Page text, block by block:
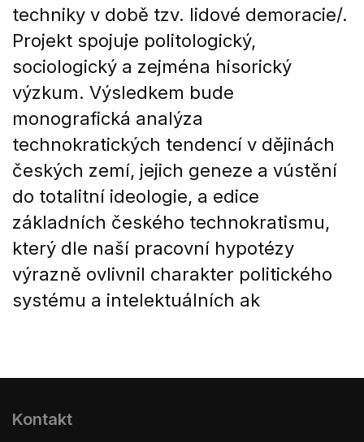
techniky v době tzv. lidové demoracie/.
Projekt spojuje politologický,
sociologický a zejména hisorický
výzkum. Výsledkem bude
monografická analýza
technokratických tendencí v dějinách
českých zemí, jejich geneze a vústění
do totalitní ideologie, a edice
základních českého technokratismu,
který dle naší pracovní hypotézy
výrazně ovlivnil charakter politického
systému a intelektuálních ak
Kontakt